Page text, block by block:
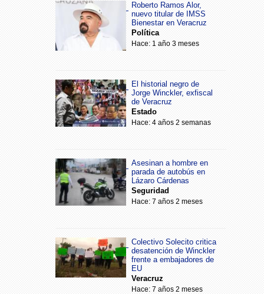
Roberto Ramos Alor,
nuevo titular de IMSS
Bienestar en Veracruz
Política
Hace: 1 año 3 meses
El historial negro de
Jorge Winckler, exfiscal
de Veracruz
Estado
Hace: 4 años 2 semanas
Asesinan a hombre en
parada de autobús en
Lázaro Cárdenas
Seguridad
Hace: 7 años 2 meses
Colectivo Solecito critica
desatención de Winckler
frente a embajadores de
EU
Veracruz
Hace: 7 años 2 meses